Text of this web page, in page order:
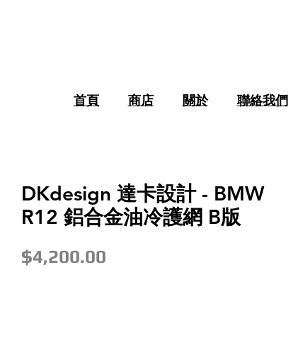
首頁 商店 關於 聯絡我們
DKdesign 達卡設計 - BMW
R12 鋁合金油冷護網 B版
$4,200.00